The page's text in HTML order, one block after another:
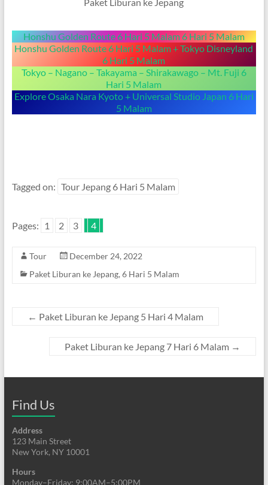
Honshu Golden Route 6 Hari 5 Malam 6 Hari 5 Malam
Honshu Golden Route 6 Hari 5 Malam + Tokyo Disneyland
6 Hari 5 Malam
Tokyo – Nagano – Takayama – Shirakawago – Mt. Fuji 6
Hari 5 Malam
Explore Osaka Nara Kyoto + Universal Studio Japan 6 Hari
5 Malam
Tagged on: Tour Jepang 6 Hari 5 Malam
Pages: 1 2 3 4
Tour
December 24, 2022
Paket Liburan ke Jepang, 6 Hari 5 Malam
← Paket Liburan ke Jepang 5 Hari 4 Malam
Paket Liburan ke Jepang 7 Hari 6 Malam →
Find Us
Address
123 Main Street
New York, NY 10001
Hours
Monday–Friday: 9:00AM–5:00PM